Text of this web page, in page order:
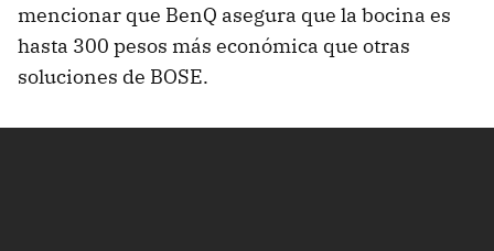
mencionar que BenQ asegura que la bocina es
hasta 300 pesos más económica que otras
soluciones de BOSE.